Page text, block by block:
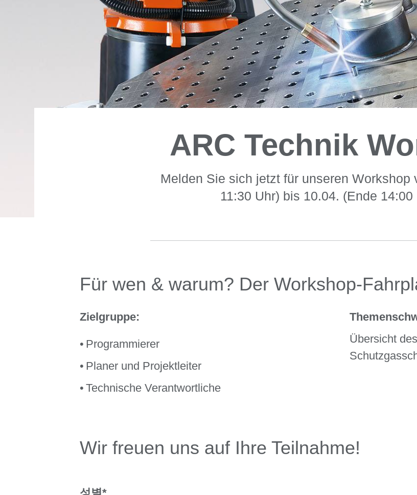
ARC Technik
Melden Sie sich jetzt für unseren Workshop
11:30 Uhr) bis 10.04. (Ende 14:00
Für wen & warum? Der Workshop-
Zielgruppe:
Programmierer
Planer und Projektleiter
Technische Verantwortliche
Übersicht
Wir freuen uns auf Ihre Teilnahme!